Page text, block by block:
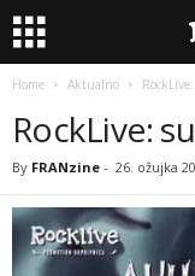
Home Aktualno
RockLive:
By FRANzine - 26. ožujka